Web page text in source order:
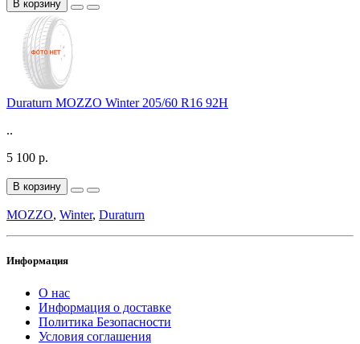
В корзину
Duraturn MOZZO Winter 205/60 R16 92H
..
5 100 р.
В корзину
MOZZO, Winter, Duraturn
Информация
О нас
Информация о доставке
Политика Безопасности
Условия соглашения